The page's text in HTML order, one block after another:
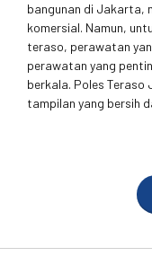
bangunan di Jakarta,
komersial. Namun,
teraso, perawatan
perawatan yang
berkala. Poles
tampilan yang bersih